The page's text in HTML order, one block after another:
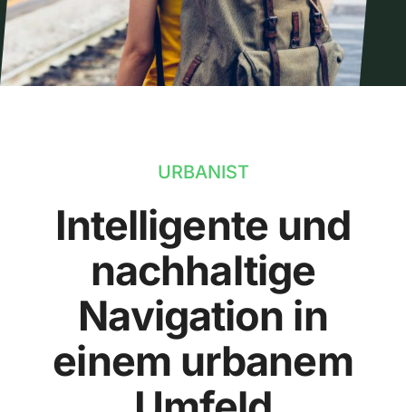
URBANIST
Intelligente und
nachhaltige
Navigation in
einem urbanem